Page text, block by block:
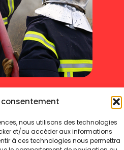
consentement
nous utilisons des technologies
et/ou accéder aux informations
à ces technologies nous permettra
confidentialité
même partielle interdite